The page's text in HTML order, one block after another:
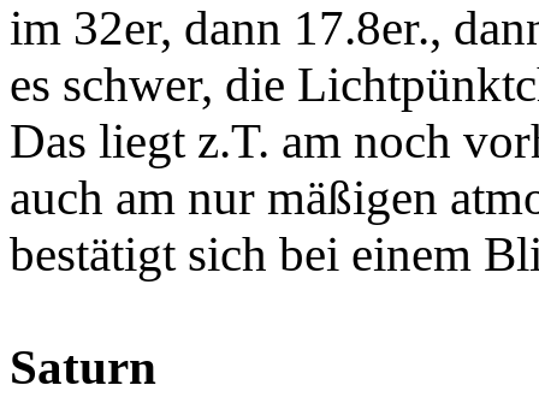
im 32er, dann 17.8er.,
es schwer, die
Das liegt z.T. am noch
auch am nur mäßigen
bestätigt sich bei einem
Saturn